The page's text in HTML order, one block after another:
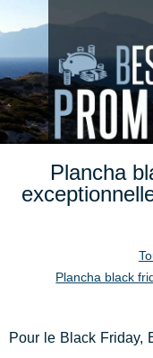
Plancha
Plancha black
Pour le Black Friday,